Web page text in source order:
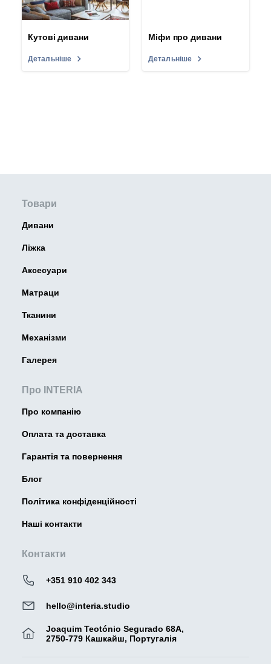
Кутові дивани
Детальніше
Міфи про дивани
Детальніше
Товари
Дивани
Ліжка
Аксесуари
Матраци
Тканини
Механізми
Галерея
Про INTERIA
Про компанію
Оплата та доставка
Гарантія та повернення
Блог
Політика конфіденційності
Наші контакти
Контакти
+351 910 402 343
hello@interia.studio
Joaquim Teotónio Segurado 68A,
2750-779 Кашкайш, Португалія